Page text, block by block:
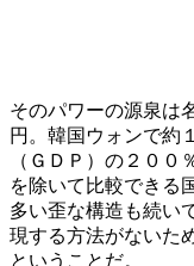
そのパワーの源泉は
円。韓国ウォンで約
（ＧＤＰ）の２００
を除いて比較できる
多い歪な構造も続い
現する方法がないた
ということだ。